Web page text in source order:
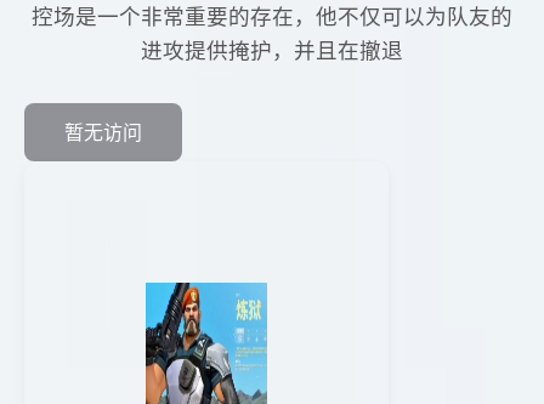
控场是一个非常重要的存在，他不仅可以为队友的
进攻提供掩护，并且在撤退
暂无访问